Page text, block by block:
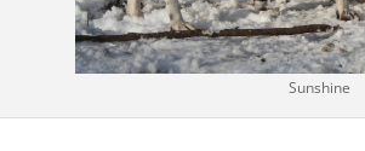
Sunshine